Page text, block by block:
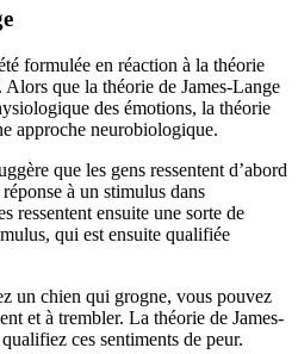
formulée en réaction à la théorie
Alors que la théorie de James-Lange
des émotions, la théorie
approche neurobiologique.
que les gens ressentent d’abord
à un stimulus dans
ressentent ensuite une sorte de
qui est ensuite qualifiée
un chien qui grogne, vous pouvez
et à trembler. La théorie de James-
ces sentiments de peur.